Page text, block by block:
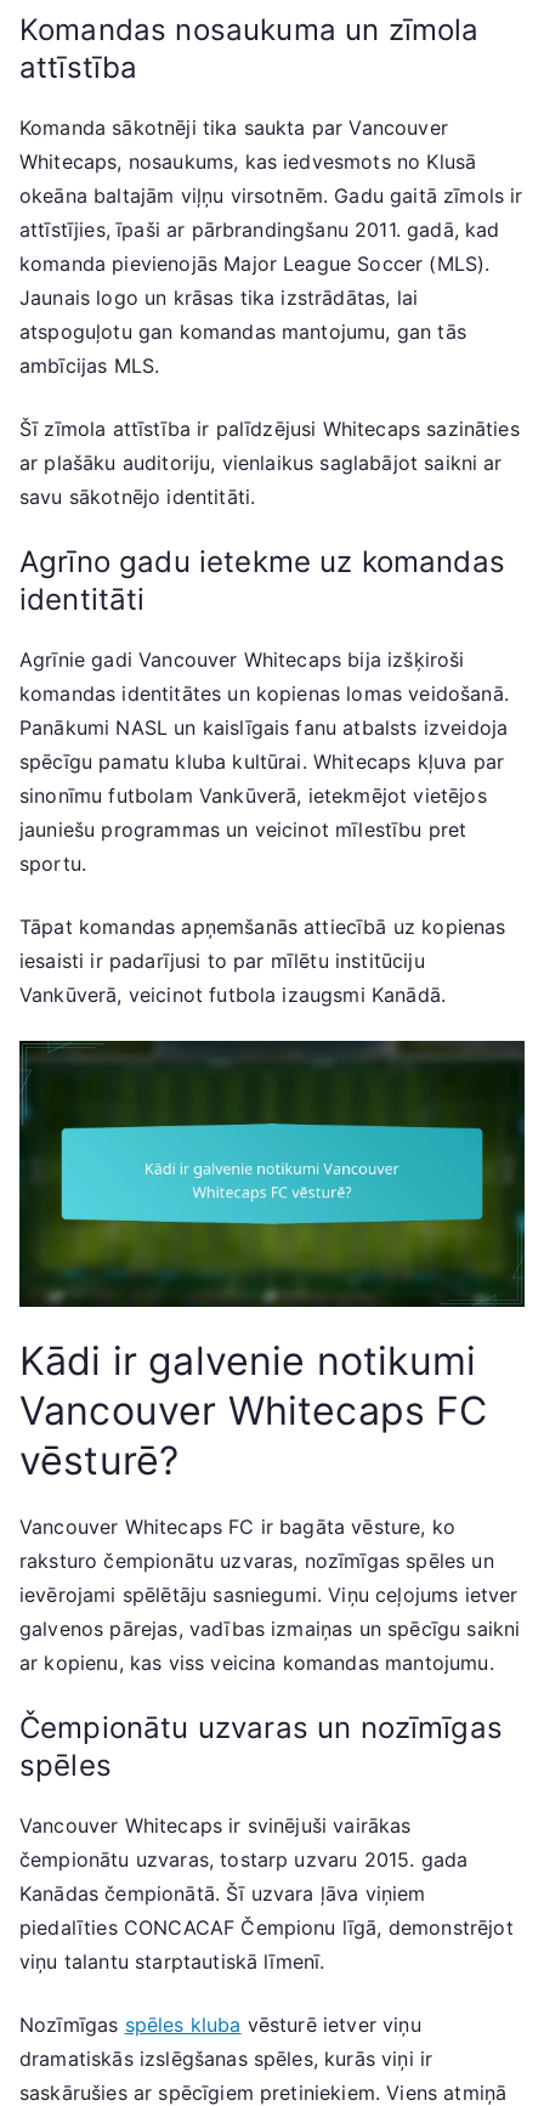
Komandas nosaukuma un zīmola
attīstība
Komanda sākotnēji tika saukta par Vancouver
Whitecaps, nosaukums, kas iedvesmots no Klusā
okeāna baltajām viļņu virsotnēm. Gadu gaitā zīmols ir
attīstījies, īpaši ar pārbrandingšanu 2011. gadā, kad
komanda pievienojās Major League Soccer (MLS).
Jaunais logo un krāsas tika izstrādātas, lai
atspoguļotu gan komandas mantojumu, gan tās
ambīcijas MLS.
Šī zīmola attīstība ir palīdzējusi Whitecaps sazināties
ar plašāku auditoriju, vienlaikus saglabājot saikni ar
savu sākotnējo identitāti.
Agrīno gadu ietekme uz komandas
identitāti
Agrīnie gadi Vancouver Whitecaps bija izšķiroši
komandas identitātes un kopienas lomas veidošanā.
Panākumi NASL un kaislīgais fanu atbalsts izveidoja
spēcīgu pamatu kluba kultūrai. Whitecaps kļuva par
sinonīmu futbolam Vankūverā, ietekmējot vietējos
jauniešu programmas un veicinot mīlestību pret
sportu.
Tāpat komandas apņemšanās attiecībā uz kopienas
iesaisti ir padarījusi to par mīlētu institūciju
Vankūverā, veicinot futbola izaugsmi Kanādā.
Kādi ir galvenie notikumi
Vancouver Whitecaps FC
vēsturē?
Vancouver Whitecaps FC ir bagāta vēsture, ko
raksturo čempionātu uzvaras, nozīmīgas spēles un
ievērojami spēlētāju sasniegumi. Viņu ceļojums ietver
galvenos pārejas, vadības izmaiņas un spēcīgu saikni
ar kopienu, kas viss veicina komandas mantojumu.
Čempionātu uzvaras un nozīmīgas
spēles
Vancouver Whitecaps ir svinējuši vairākas
čempionātu uzvaras, tostarp uzvaru 2015. gada
Kanādas čempionātā. Šī uzvara ļāva viņiem
piedalīties CONCACAF Čempionu līgā, demonstrējot
viņu talantu starptautiskā līmenī.
Nozīmīgas spēles kluba vēsturē ietver viņu
dramatiskās izslēgšanas spēles, kurās viņi ir
saskārušies ar spēcīgiem pretiniekiem. Viens atmiņā